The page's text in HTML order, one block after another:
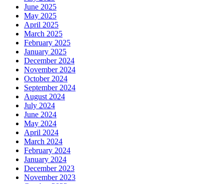
June 2025
May 2025
April 2025
March 2025
February 2025
January 2025
December 2024
November 2024
October 2024
September 2024
August 2024
July 2024
June 2024
May 2024
April 2024
March 2024
February 2024
January 2024
December 2023
November 2023